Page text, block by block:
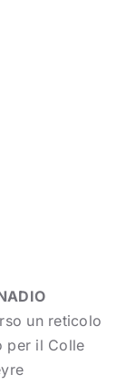
un reticolo
per il Colle